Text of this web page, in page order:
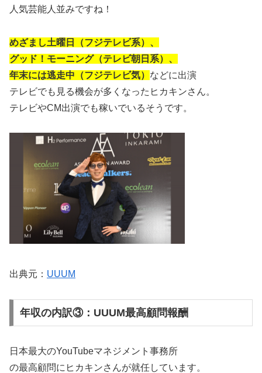
人気芸能人並みですね！
めざまし土曜日（フジテレビ系）、
グッド！モーニング（テレビ朝日系）、
年末には逃走中（フジテレビ気） などに出演
テレビでも見る機会が多くなったヒカキンさん。
テレビやCM出演でも稼いでいるそうです。
出典元： UUUM
年収の内訳③：UUUM最高顧問報酬
日本最大のYouTubeマネジメント事務所
の最高顧問にヒカキンさんが就任しています。